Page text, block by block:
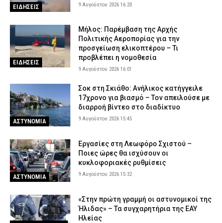
ΕΙΔΗΣΕΙΣ 9 Αυγούστου 2026 16:20
ΕΙΔΗΣΕΙΣ
Μήλος: Παρέμβαση της Αρχής
Πολιτικής Αεροπορίας για την
προσγείωση ελικοπτέρου – Τι
προβλέπει η νομοθεσία
9 Αυγούστου 2026 16:01
ΑΣΤΥΝΟΜΙΑ
Σοκ στη Σκιάθο: Ανήλικος κατήγγειλε
17χρονο για βιασμό – Τον απειλούσε με
διαρροή βίντεο στο διαδίκτυο
9 Αυγούστου 2026 15:45
ΑΣΤΥΝΟΜΙΑ
Εργασίες στη Λεωφόρο Σχιστού –
Ποιες ώρες θα ισχύσουν οι
κυκλοφοριακές ρυθμίσεις
9 Αυγούστου 2026 15:32
«Στην πρώτη γραμμή οι αστυνομικοί της
Ήλιδας» – Τα συγχαρητήρια της ΕΑΥ
Ηλείας